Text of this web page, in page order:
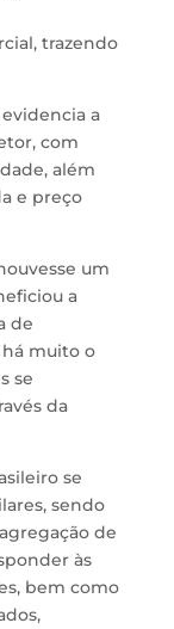
trazendo
a
com
além
e preço
um
a
de
há muito o
se
da
se
sendo
de
às
bem como